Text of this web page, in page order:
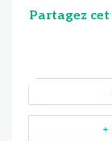
Partagez
+